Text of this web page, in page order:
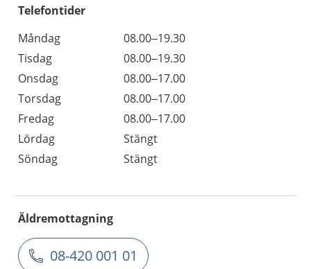
Telefontider
Måndag
08.00–19.30
Tisdag
08.00–19.30
Onsdag
08.00–17.00
Torsdag
08.00–17.00
Fredag
08.00–17.00
Lördag
Stängt
Söndag
Stängt
Äldremottagning
08-420 001 01